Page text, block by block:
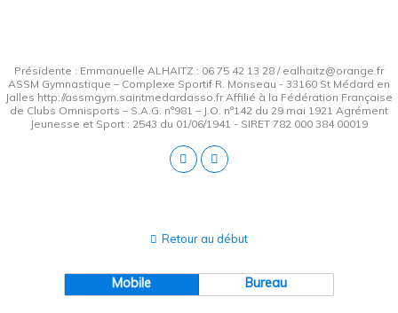
Présidente : Emmanuelle ALHAITZ : 06 75 42 13 28 / ealhaitz@orange.fr
ASSM Gymnastique – Complexe Sportif R. Monseau - 33160 St Médard en
Jalles http://assmgym.saintmedardasso.fr Affilié à la Fédération Française
de Clubs Omnisports – S.A.G. n°981 – J.O. n°142 du 29 mai 1921 Agrément
Jeunesse et Sport : 2543 du 01/06/1941 - SIRET 782 000 384 00019
Retour au début
Mobile Bureau